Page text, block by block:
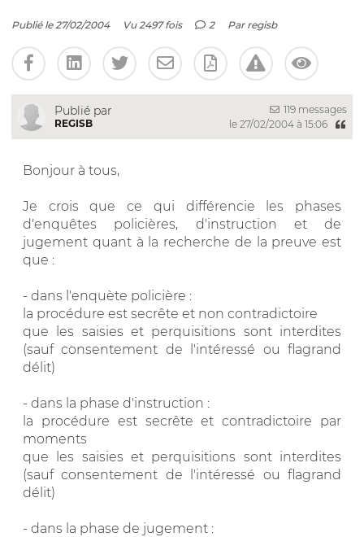
Publié le 27/02/2004 Vu 2497 fois 2 Par regisb
Publié par
REGISB
119 messages
le 27/02/2004 à 15:06
Bonjour à tous,
Je crois que ce qui différencie les phases
d'enquêtes policières, d'instruction et de
jugement quant à la recherche de la preuve est
que :
- dans l'enquète policière :
la procédure est secrête et non contradictoire
que les saisies et perquisitions sont interdites
(sauf consentement de l'intéressé ou flagrand
délit)
- dans la phase d'instruction :
la procédure est secrête et contradictoire par
moments
que les saisies et perquisitions sont interdites
(sauf consentement de l'intéressé ou flagrand
délit)
- dans la phase de jugement :